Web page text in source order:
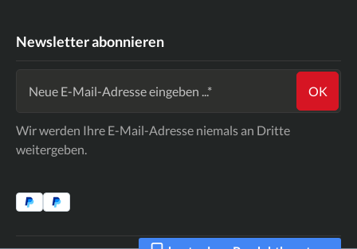
Newsletter abonnieren
OK
Wir werden Ihre E-Mail-Adresse niemals an Dritte
weitergeben.